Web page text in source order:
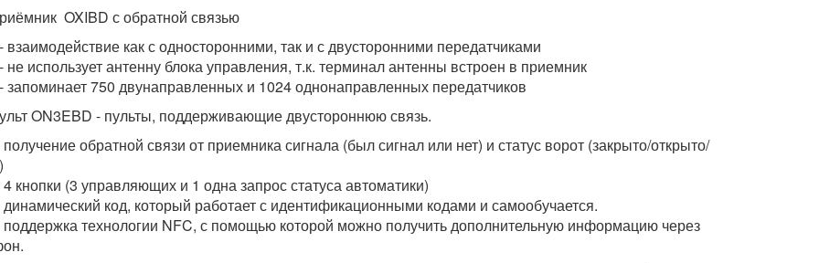
OXIBD с обратной связью
как с односторонними, так и с двусторонними передатчиками
антенну блока управления, т.к. терминал антенны встроен в приемник
750 двунаправленных и 1024 однонаправленных передатчиков
ON3EBD - пульты, поддерживающие двустороннюю связь.
обратной связи от приемника сигнала (был сигнал или нет) и статус ворот (закрыто/открыто/
(3 управляющих и 1 одна запрос статуса автоматики)
код, который работает с идентификационными кодами и самообучается.
технологии NFC, с помощью которой можно получить дополнительную информацию через